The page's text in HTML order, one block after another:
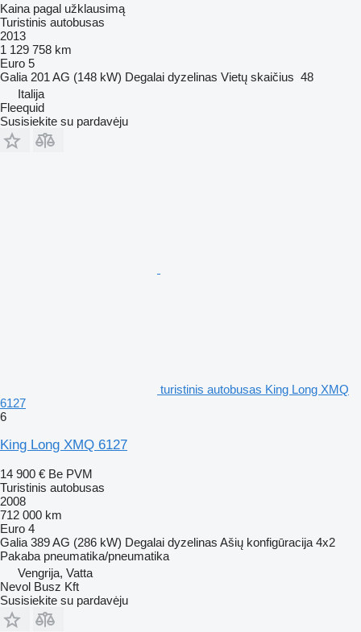
Kaina pagal užklausimą
Turistinis autobusas
2013
1 129 758 km
Euro 5
Galia 201 AG (148 kW) Degalai dyzelinas Vietų skaičius 48
Italija
Fleequid
Susisiekite su pardavėju
turistinis autobusas King Long XMQ
6127
6
King Long XMQ 6127
14 900 € Be PVM
Turistinis autobusas
2008
712 000 km
Euro 4
Galia 389 AG (286 kW) Degalai dyzelinas Ašių konfigūracija 4x2
Pakaba pneumatika/pneumatika
Vengrija, Vatta
Nevol Busz Kft
Susisiekite su pardavėju